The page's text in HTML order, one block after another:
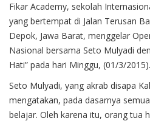
Fikar Academy, sekolah
yang bertempat di Jalan Terusan
Depok, Jawa Barat, menggelar
Nasional bersama Seto Mulyadi
Hati” pada hari Minggu, (01/3/2015).
Seto Mulyadi, yang akrab disapa
mengatakan, pada dasarnya
belajar. Oleh karena itu, orang tua